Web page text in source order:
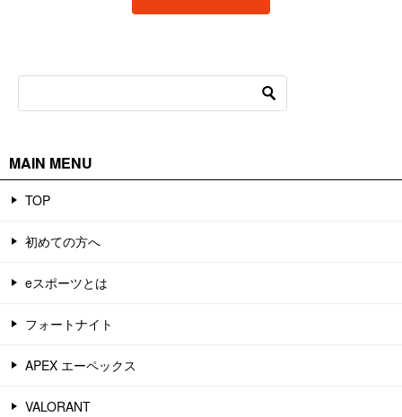
MAIN MENU
TOP
初めての方へ
eスポーツとは
フォートナイト
APEX エーペックス
VALORANT